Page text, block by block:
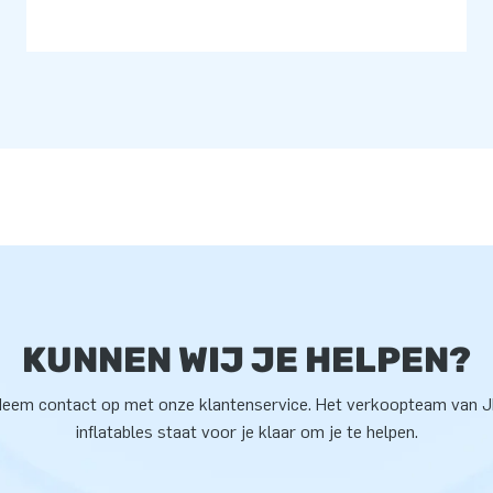
KUNNEN WIJ JE HELPEN?
contact op met onze klantenservice. Het verkoopteam van
inflatables staat voor je klaar om je te helpen.